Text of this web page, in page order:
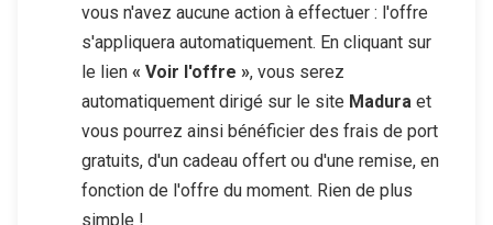
vous n'avez aucune action à effectuer : l'offre
s'appliquera automatiquement. En cliquant sur
le lien « Voir l'offre », vous serez
automatiquement dirigé sur le site Madura et
vous pourrez ainsi bénéficier des frais de port
gratuits, d'un cadeau offert ou d'une remise, en
fonction de l'offre du moment. Rien de plus
simple !